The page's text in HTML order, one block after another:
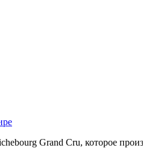
Grand Cru, которое